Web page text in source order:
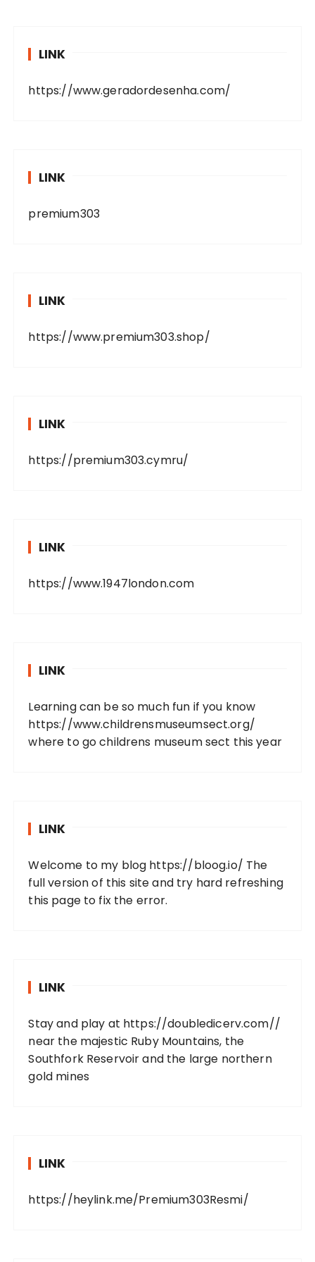
LINK
https://www.geradordesenha.com/
LINK
premium303
LINK
https://www.premium303.shop/
LINK
https://premium303.cymru/
LINK
https://www.1947london.com
LINK
Learning can be so much fun if you know
https://www.childrensmuseumsect.org/
where to go childrens museum sect this year
LINK
Welcome to my blog https://bloog.io/ The
full version of this site and try hard refreshing
this page to fix the error.
LINK
Stay and play at https://doubledicerv.com//
near the majestic Ruby Mountains, the
Southfork Reservoir and the large northern
gold mines
LINK
https://heylink.me/Premium303Resmi/